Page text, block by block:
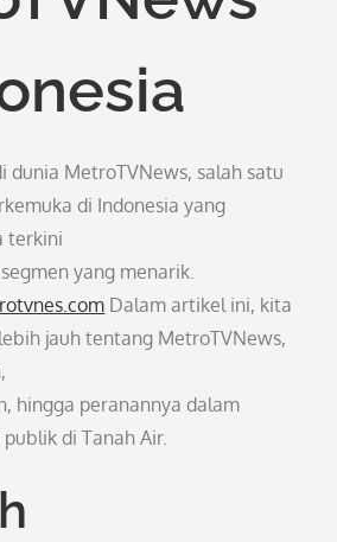
dunia MetroTVNews, salah satu
di Indonesia yang
terkini
yang menarik.
Dalam artikel ini, kita
jauh tentang MetroTVNews,
hingga peranannya dalam
di Tanah Air.